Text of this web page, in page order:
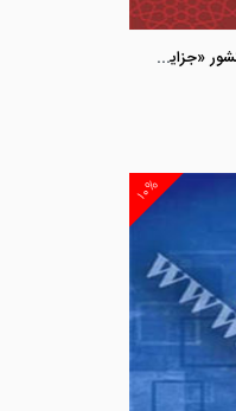
مجموعه آرای وحدت رویه دیوان عالی کشور «جزایی»
۱۰%